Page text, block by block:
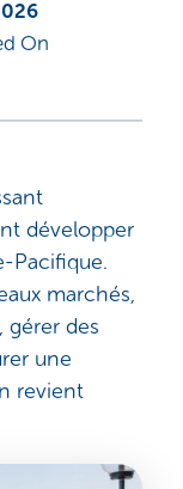
On
développer
Pacifique.
marchés,
gérer des
une
revient